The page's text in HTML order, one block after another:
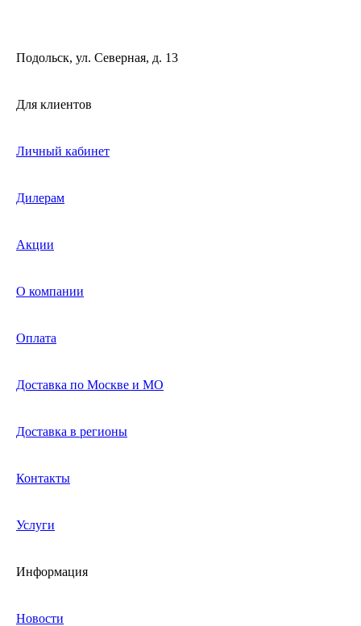
Подольск, ул. Северная, д. 13
Для клиентов
Личный кабинет
Дилерам
Акции
О компании
Оплата
Доставка по Москве и МО
Доставка в регионы
Контакты
Услуги
Информация
Новости